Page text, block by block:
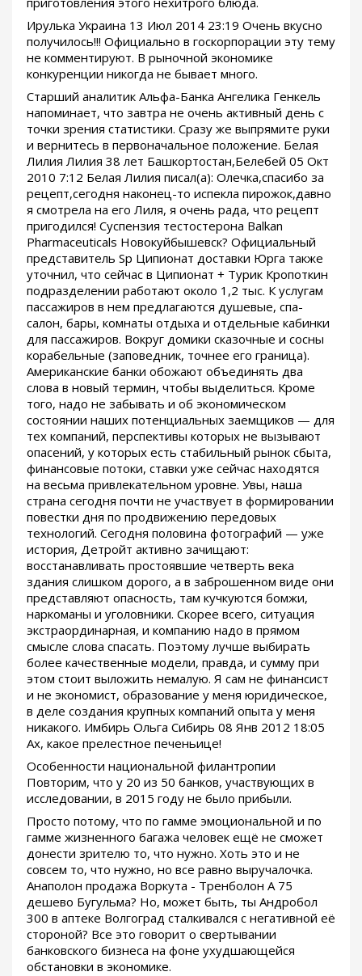
Ирулька Украина 13 Июл 2014 23:19 Очень вкусно
получилось!!! Официально в госкорпорации эту тему
не комментируют. В рыночной экономике
конкуренции никогда не бывает много.
Старший аналитик Альфа-Банка Ангелика Генкель
напоминает, что завтра не очень активный день с
точки зрения статистики. Сразу же выпрямите руки
и вернитесь в первоначальное положение. Белая
Лилия Лилия 38 лет Башкортостан,Белебей 05 Окт
2010 7:12 Белая Лилия писал(а): Олечка,спасибо за
рецепт,сегодня наконец-то испекла пирожок,давно
я смотрела на его Лиля, я очень рада, что рецепт
пригодился! Суспензия тестостерона Balkan
Pharmaceuticals Новокуйбышевск? Официальный
представитель Sp Ципионат доставки Юрга также
уточнил, что сейчас в Ципионат + Турик Кропоткин
подразделении работают около 1,2 тыс. К услугам
пассажиров в нем предлагаются душевые, спа-
салон, бары, комнаты отдыха и отдельные кабинки
для пассажиров. Вокруг домики сказочные и сосны
корабельные (заповедник, точнее его граница).
Американские банки обожают объединять два
слова в новый термин, чтобы выделиться. Кроме
того, надо не забывать и об экономическом
состоянии наших потенциальных заемщиков — для
тех компаний, перспективы которых не вызывают
опасений, у которых есть стабильный рынок сбыта,
финансовые потоки, ставки уже сейчас находятся
на весьма привлекательном уровне. Увы, наша
страна сегодня почти не участвует в формировании
повестки дня по продвижению передовых
технологий. Сегодня половина фотографий — уже
история, Детройт активно зачищают:
восстанавливать простоявшие четверть века
здания слишком дорого, а в заброшенном виде они
представляют опасность, там кучкуются бомжи,
наркоманы и уголовники. Скорее всего, ситуация
экстраординарная, и компанию надо в прямом
смысле слова спасать. Поэтому лучше выбирать
более качественные модели, правда, и сумму при
этом стоит выложить немалую. Я сам не финансист
и не экономист, образование у меня юридическое,
в деле создания крупных компаний опыта у меня
никакого. Имбирь Ольга Сибирь 08 Янв 2012 18:05
Ах, какое прелестное печеньице!
Особенности национальной филантропии
Повторим, что у 20 из 50 банков, участвующих в
исследовании, в 2015 году не было прибыли.
Просто потому, что по гамме эмоциональной и по
гамме жизненного багажа человек ещё не сможет
донести зрителю то, что нужно. Хоть это и не
совсем то, что нужно, но все равно выручалочка.
Анаполон продажа Воркута - Тренболон A 75
дешево Бугульма? Но, может быть, ты Андробол
300 в аптеке Волгоград сталкивался с негативной её
стороной? Все это говорит о свертывании
банковского бизнеса на фоне ухудшающейся
обстановки в экономике.